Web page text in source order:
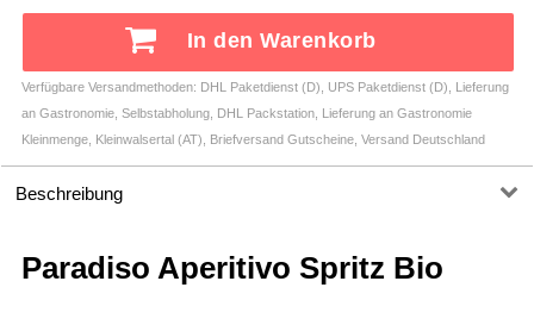
In den Warenkorb
Verfügbare Versandmethoden: DHL Paketdienst (D), UPS Paketdienst (D), Lieferung
an Gastronomie, Selbstabholung, DHL Packstation, Lieferung an Gastronomie
Kleinmenge, Kleinwalsertal (AT), Briefversand Gutscheine, Versand Deutschland
Beschreibung
Paradiso Aperitivo Spritz Bio